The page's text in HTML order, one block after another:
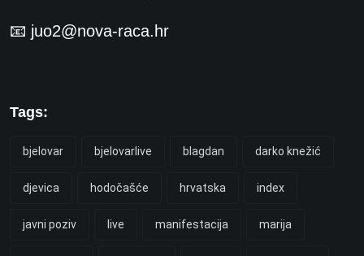
📧 juo2@nova-raca.hr
Tags:
bjelovar bjelovarlive blagdan darko knežić
djevica hodočašće hrvatska index
javni poziv live manifestacija marija